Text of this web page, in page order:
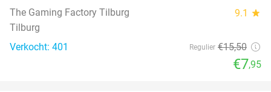
The Gaming Factory Tilburg 9.1 star
Tilburg
Verkocht: 401
Regulier €15,50
€7,95